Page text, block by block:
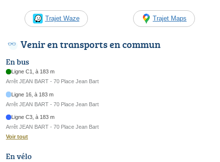
Trajet Waze Trajet Maps
Venir en transports en commun
En bus
Ligne C1, à 183 m
Arrêt JEAN BART - 70 Place Jean Bart
Ligne 16, à 183 m
Arrêt JEAN BART - 70 Place Jean Bart
Ligne C3, à 183 m
Arrêt JEAN BART - 70 Place Jean Bart
Voir tout
En vélo